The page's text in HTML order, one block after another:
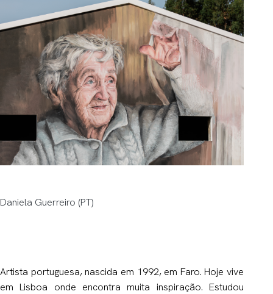
Daniela Guerreiro (PT)
Artista portuguesa, nascida em 1992, em Faro. Hoje vive
em Lisboa onde encontra muita inspiração. Estudou